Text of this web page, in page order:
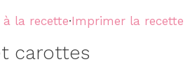
à la recette·Imprimer la recette
carottes